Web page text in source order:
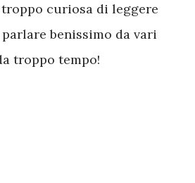
curiosa di leggere
benissimo da vari
troppo tempo!